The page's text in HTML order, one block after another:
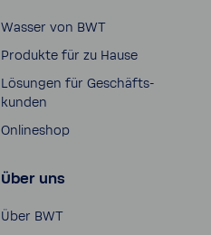
Wasser von BWT
Produkte für zu Hause
Lösungen für Geschäfts­
kunden
Online­shop
Über uns
Über BWT